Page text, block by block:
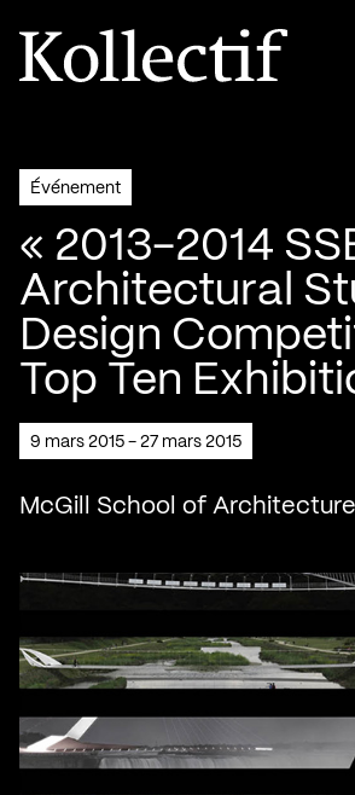
Aller à la page d'accueil
Logo Kollectif
Événement
« 2013-2014
Architectural
Design
Top Ten
9 mars 2015 - 27 mars 2015
McGill School of Architecture